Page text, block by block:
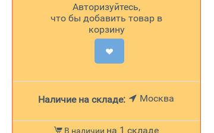
Авторизуйтесь,
что бы добавить товар в
корзину
Наличие на складе: Москва
В наличии на 1 складе